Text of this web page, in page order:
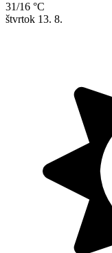
31/16 °C
štvrtok 13. 8.